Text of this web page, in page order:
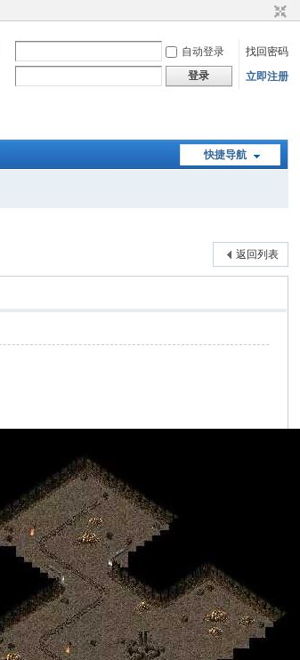
自动登录
找回密码
登录 立即注册
快捷导航
返回列表